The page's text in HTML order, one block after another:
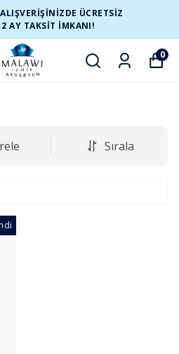
ÜCRETSİZ
AY TAKSİT İMKANI!
0
Sırala